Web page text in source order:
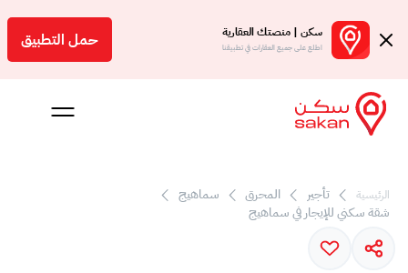
سكن | منصتك العقارية
اطلع على جميع العقارات في تطبيقنا حمل التطبيق
بالعمولة
الرئيسية تأجير المحرق
سماهيج
شقة سكني للإيجار في سماهيج